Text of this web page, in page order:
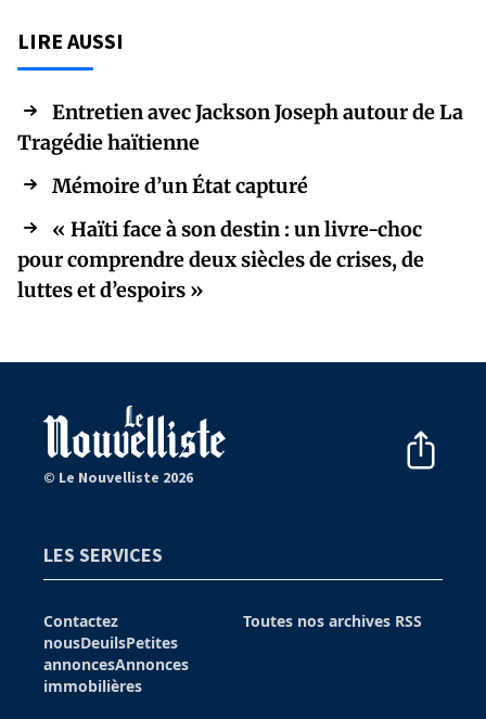
LIRE AUSSI
Entretien avec Jackson Joseph autour de La
Tragédie haïtienne
Mémoire d’un État capturé
« Haïti face à son destin : un livre-choc
pour comprendre deux siècles de crises, de
luttes et d’espoirs »
© Le Nouvelliste 2026
LES SERVICES
Contactez
nousDeuilsPetites
annoncesAnnonces
immobilières
Toutes nos archives RSS